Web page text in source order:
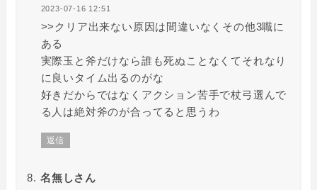
2023-07-16 12:51
>>クリア出来ない原因は間違いなくその他3職に
ある
実際玉と斧だけなら誰も死ぬことなくてそれなり
に良いタイム出るのがな
好きだからではなくアクション苦手で杖弓選んで
る人は絶対斧のが合ってると思うわ
返信
名無しさん